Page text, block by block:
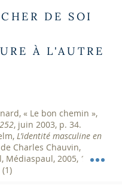
DE SOI
À L'AUTRE
« Le bon chemin »,
, juin 2003, p. 34.
L’identité masculine en
Charles Chauvin,
Médiaspaul, 2005, 178 p.